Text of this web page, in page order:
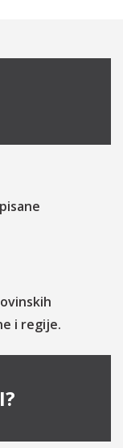
i regije.